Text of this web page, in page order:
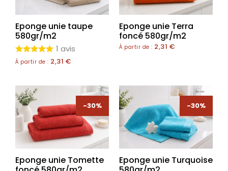
Eponge unie taupe
580gr/m2
1 avis
À partir de : 2,31 €
Eponge unie Terra
foncé 580gr/m2
À partir de : 2,31 €
-30%
Eponge unie Tomette
-30%
Eponge unie Turquoise